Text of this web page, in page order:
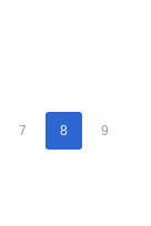
7 8 9